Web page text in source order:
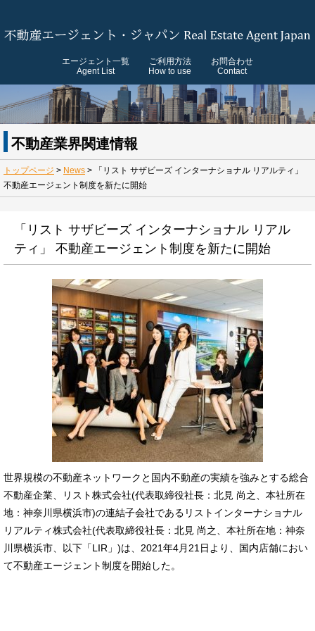
エージェント一覧
Agent List
ご利用方法
How to use
お問合わせ
Contact
不動産業界関連情報
トップページ > News >
「リスト サザビーズ インターナショナル リアルティ」
不動産エージェント制度を新たに開始
「リスト サザビーズ インターナショナル リアル
ティ」 不動産エージェント制度を新たに開始
世界規模の不動産ネットワークと国内不動産の実績を強みとする総合
不動産企業、リスト株式会社(代表取締役社長：北見 尚之、本社所在
地：神奈川県横浜市)の連結子会社であるリストインターナショナル
リアルティ株式会社(代表取締役社長：北見 尚之、本社所在地：神奈
川県横浜市、以下「LIR」)は、2021年4月21日より、国内店舗におい
て不動産エージェント制度を開始した。